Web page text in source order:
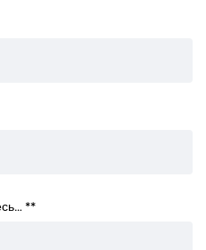
**